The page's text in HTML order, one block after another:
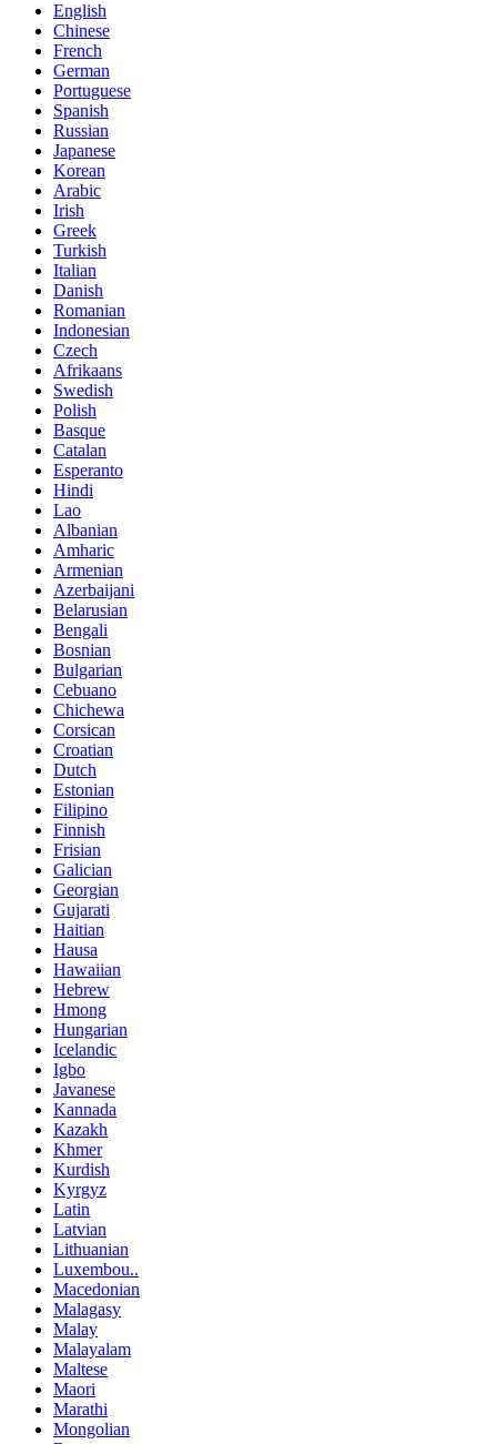
English
Chinese
French
German
Portuguese
Spanish
Russian
Japanese
Korean
Arabic
Irish
Greek
Turkish
Italian
Danish
Romanian
Indonesian
Czech
Afrikaans
Swedish
Polish
Basque
Catalan
Esperanto
Hindi
Lao
Albanian
Amharic
Armenian
Azerbaijani
Belarusian
Bengali
Bosnian
Bulgarian
Cebuano
Chichewa
Corsican
Croatian
Dutch
Estonian
Filipino
Finnish
Frisian
Galician
Georgian
Gujarati
Haitian
Hausa
Hawaiian
Hebrew
Hmong
Hungarian
Icelandic
Igbo
Javanese
Kannada
Kazakh
Khmer
Kurdish
Kyrgyz
Latin
Latvian
Lithuanian
Luxembou..
Macedonian
Malagasy
Malay
Malayalam
Maltese
Maori
Marathi
Mongolian